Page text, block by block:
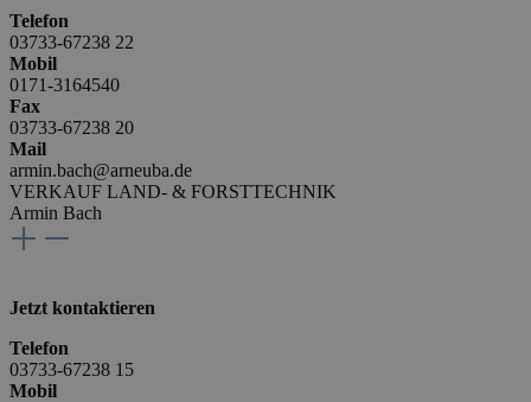
Telefon
03733-67238 22
Mobil
0171-3164540
Fax
03733-67238 20
Mail
armin.bach@arneuba.de
VERKAUF LAND- & FORSTTECHNIK
Armin Bach
Jetzt kontaktieren
Telefon
03733-67238 15
Mobil